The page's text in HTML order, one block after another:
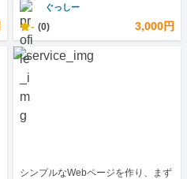
ぐっしー
- (0) 3,000円
シンプルなWebページを作り、まず